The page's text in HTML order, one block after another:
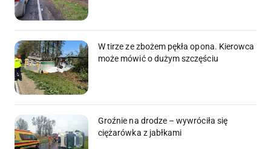
W tirze ze zbożem pękła opona. Kierowca
może mówić o dużym szczęściu
Groźnie na drodze – wywróciła się
ciężarówka z jabłkami